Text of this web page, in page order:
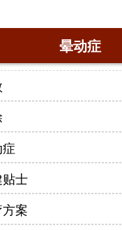
晕动症
士
案